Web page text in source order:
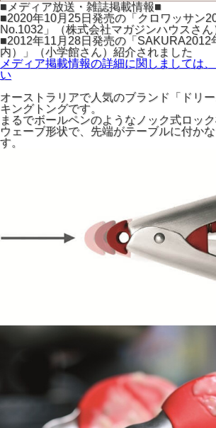
■メディア放送・雑誌掲載情報■
■2020年10月25日発売の「クロワッサン
No.1032」（株式会社マガジンハウスさ
■2012年11月28日発売の「SAKURA2012
内）」（小学館さん）紹介されました
メディア掲載情報の詳細に関しましては
い
オーストラリアで人気のブランド「ドリ
キングトングです。
まるでボールペンのようなノック式ロック
ウェーブ形状で、先端がテーブルに付か
す。